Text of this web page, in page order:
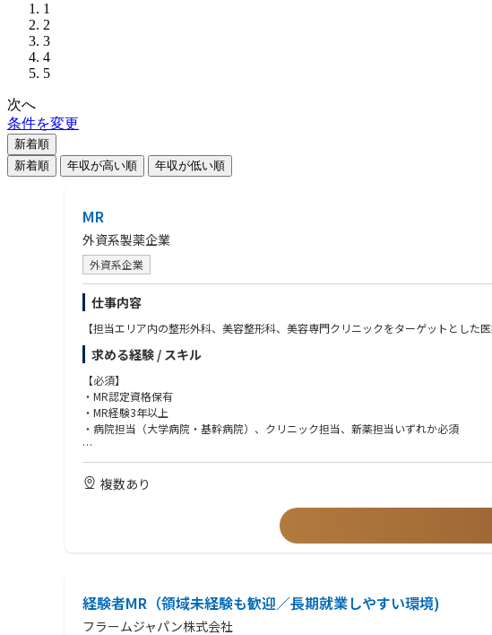
1
2
3
4
5
次へ
条件を変更
新着順
新着順
年収が高い順 年収が低い順
MR
外資系製薬企業
外資系企業
仕事内容
【担当エリア内の整形外科、美容整形科、美容専門クリニックをターゲットとした医
求める経験 / スキル
【必須】
・MR認定資格保有
・MR経験3年以上
・病院担当（大学病院・基幹病院）、クリニック担当、新薬担当いずれか必須
【優遇条件】
整形外科担当経験ある方
MR認定資格(必須),普通自動車免許(必須)
複数あり
経験者MR（領域未経験も歓迎／長期就業しやすい環境)
フラームジャパン株式会社